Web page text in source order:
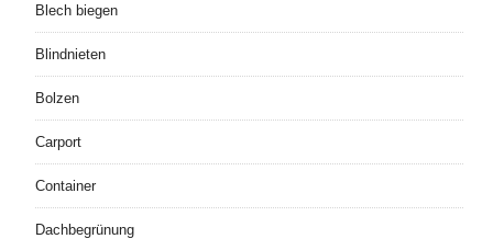
Blech biegen
Blindnieten
Bolzen
Carport
Container
Dachbegrünung